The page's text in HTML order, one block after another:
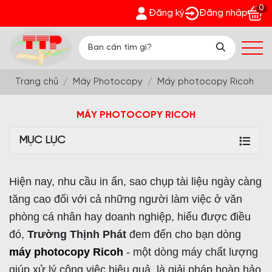
- Nhận quà bất ngờ Đón Hè Sang chi tiết tại 'Khuyến Mãi'
Đăng ký Đăng nhập
0
Trang chủ Máy Photocopy Máy photocopy Ricoh
MÁY PHOTOCOPY RICOH
MỤC LỤC
Hiện nay, nhu cầu in ấn, sao chụp tài liệu ngày càng
tăng cao đối với cả những người làm việc ở văn
phòng cá nhân hay doanh nghiệp, hiểu được điều
đó, Trường Thịnh Phát đem đến cho bạn dòng
máy photocopy Ricoh - một dòng máy chất lượng
giúp xử lý công việc hiệu quả, là giải pháp hoàn hảo